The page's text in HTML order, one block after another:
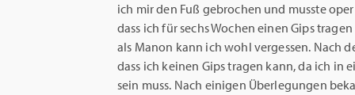
ich mir den Fuß gebrochen und musste
dass ich für sechs Wochen einen Gips
als Manon kann ich wohl vergessen. Nach
dass ich keinen Gips tragen kann, da ich in
sein muss. Nach einigen Überlegungen